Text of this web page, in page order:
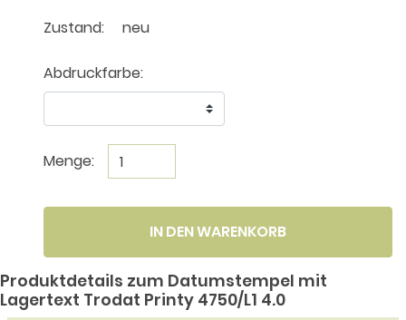
Zustand:
neu
Abdruckfarbe:
Menge:
IN DEN WARENKORB
Produktdetails zum Datumstempel mit
Lagertext Trodat Printy 4750/L1 4.0